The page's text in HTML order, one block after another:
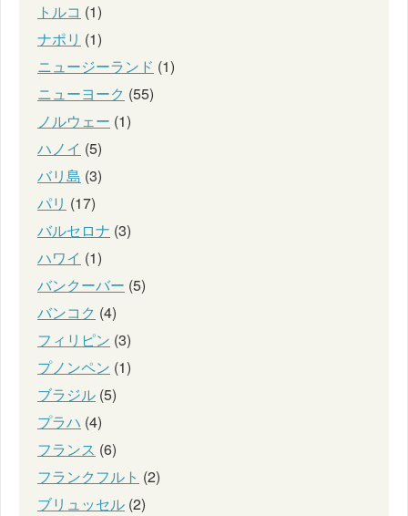
トルコ (1)
ナポリ (1)
ニュージーランド (1)
ニューヨーク (55)
ノルウェー (1)
ハノイ (5)
バリ島 (3)
パリ (17)
バルセロナ (3)
ハワイ (1)
バンクーバー (5)
バンコク (4)
フィリピン (3)
プノンペン (1)
ブラジル (5)
プラハ (4)
フランス (6)
フランクフルト (2)
ブリュッセル (2)